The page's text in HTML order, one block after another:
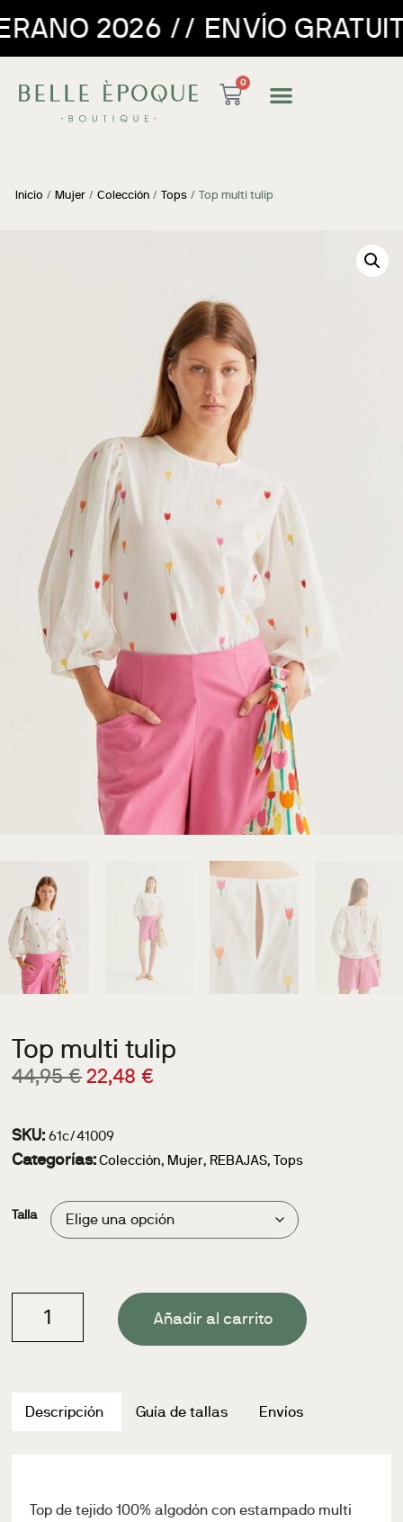
GRATUITO PARA
0
Inicio / Mujer / Colección / Tops / Top multi tulip
Top multi tulip
44,95€ 22,48 €
SKU: 61c/41009
Categorías:Colección, Mujer, REBAJAS, Tops
Talla
Añadir al carrito
Descripción Guía de tallas Envíos
Top de tejido 100% algodón con estampado multi